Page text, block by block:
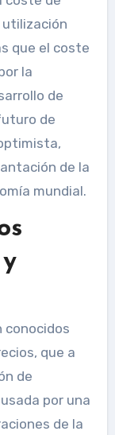
que el coste
la
de
de
de la
mundial.
conocidos
que a
de
por una
de la